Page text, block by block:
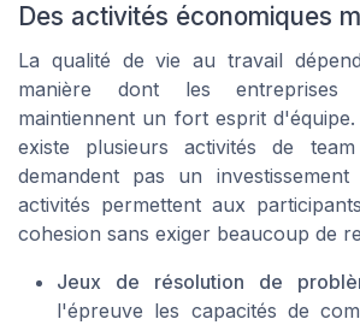
Des activités économiques
La qualité de vie au travail
manière dont les entreprises
maintiennent un fort esprit
existe plusieurs activités de
demandent pas un investissement
activités permettent aux
cohesion sans exiger beaucoup de
Jeux de résolution de
l'épreuve les capacités de